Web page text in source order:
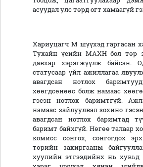
асуудал улс төрд огт хамаагүй
Хариуцагч М шүүхэд гаргасан
Тухайн үеийн МАХН бол төр
давхар хэрэгжүүлж байсан.
статусаар үйл ажиллагаа
авагдсан нотлох
хөөгдсөнөөс болж намаас
гэсэн нотлох баримтгүй.
намаас зайлуулвал зохино
авагдсан нотлох баримтад
баримт байхгүй. Нөгөө талаар
комисс сонгох, сонгогдох
төрийн захиргааны
хуулийн этгээдийнх нь хувьд